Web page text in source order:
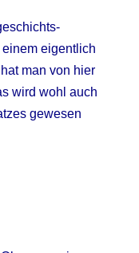
eigentlich
man von hier
wird wohl auch
gewesen